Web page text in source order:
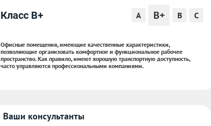
Класс B+ A B+ B C
Офисные помещения, имеющие качественные характеристики,
позволяющие организовать комфортное и функциональное рабочее
пространство. Как правило, имеют хорошую транспортную доступность,
часто управляются профессиональными компаниями.
Ваши консультанты